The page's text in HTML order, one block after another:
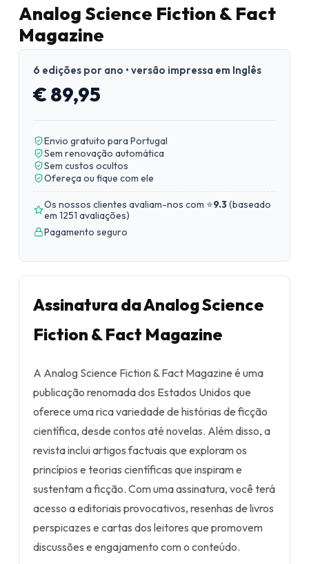
Analog Science Fiction & Fact
Magazine
6 edições por ano • versão impressa em Inglês
€ 89,95
Envio gratuito para Portugal
Sem renovação automática
Sem custos ocultos
Ofereça ou fique com ele
Os nossos clientes avaliam-nos com ⭐9.3(baseado
em 1251 avaliações)
Pagamento seguro
Assinatura da Analog Science
Fiction & Fact Magazine
A Analog Science Fiction & Fact Magazine é uma
publicação renomada dos Estados Unidos que
oferece uma rica variedade de histórias de ficção
científica, desde contos até novelas. Além disso, a
revista inclui artigos factuais que exploram os
princípios e teorias científicas que inspiram e
sustentam a ficção. Com uma assinatura, você terá
acesso a editoriais provocativos, resenhas de livros
perspicazes e cartas dos leitores que promovem
discussões e engajamento com o conteúdo.